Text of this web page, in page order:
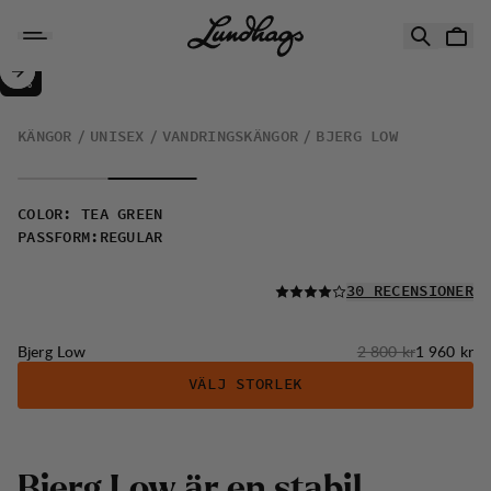
Bjerg Low
REA:
30%
KÄNGOR UNISEX VANDRINGSKÄNGOR BJERG LOW
COLOR : TEA GREEN
PASSFORM : REGULAR
LÄS ALLA
30 RECENSIONER
Bjerg Low Originalpris:
2 800 krReapris:
1 960 kr
VÄLJ STORLEK